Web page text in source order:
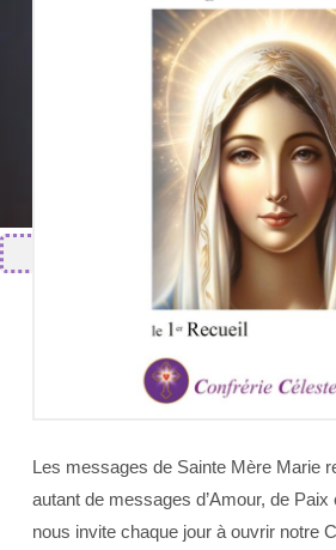
Nouveautés
Les messages de Sainte Mère Marie
autant de messages d’Amour, de
nous invite chaque jour à ouvrir notre